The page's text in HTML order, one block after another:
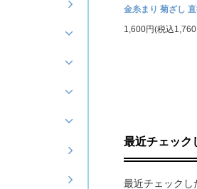
金糸まり 菊ざし
1,600円(税込
最近チェック
最近チェックし